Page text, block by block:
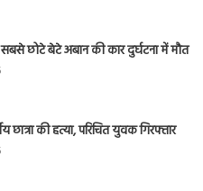
छोटे बेटे अबान की कार दुर्घटना में मौत
की हत्या, परिचित युवक गिरफ्तार